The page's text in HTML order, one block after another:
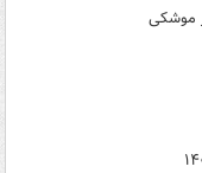
موشکی